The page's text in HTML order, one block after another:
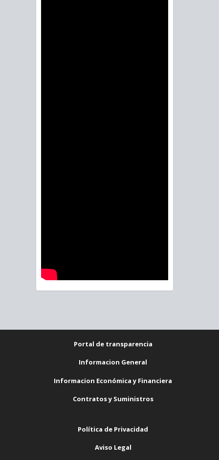
Portal de transparencia
Informacion General
Informacion Económica y Financiera
Contratos y Suministros
Política de Privacidad
Aviso Legal